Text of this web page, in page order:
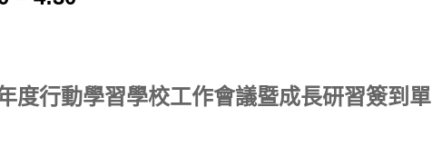
度行動學習學校工作會議暨成長研習簽到單